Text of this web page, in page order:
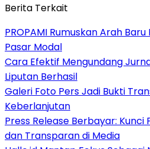
Berita Terkait
PROPAMI Rumuskan Arah
Pasar Modal
Cara Efektif Mengundang
Liputan Berhasil
Galeri Foto Pers Jadi Bukti
Keberlanjutan
Press Release Berbayar: Kunci
dan Transparan di Media